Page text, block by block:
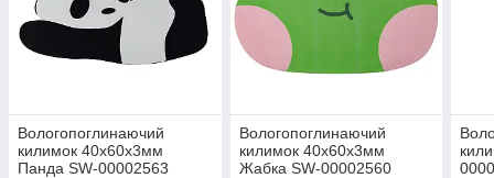
Вологопоглинаючий
килимок 40х60х3мм
Панда SW-00002563
Вологопоглинаючий
килимок 40х60х3мм
Жабка SW-00002560